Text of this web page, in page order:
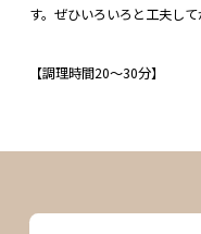
す。ぜひいろいろと工夫し
【調理時間20～30分】